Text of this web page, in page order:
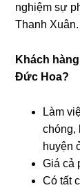
nghiệm sự
Thanh Xuân.
Khách
Ðức Hoa?
Làm
chóng,
huyện
Giá cả
Có tất